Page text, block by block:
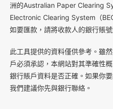
洲的Australian Paper Clearing
Electronic Clearing System（
如要匯款，請將收款人的銀行賬
此工具提供的資料僅供參考。雖
戶必須承認，本網站對其準確性
銀行賬戶資料是否正確。如果你
我們建議你先與銀行聯絡。